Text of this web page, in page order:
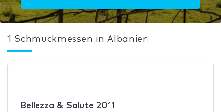
1 Schmuckmessen in Albanien
Bellezza & Salute 2011